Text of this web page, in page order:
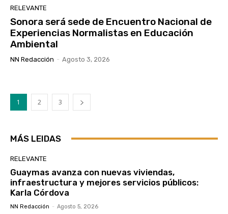
RELEVANTE
Sonora será sede de Encuentro Nacional de
Experiencias Normalistas en Educación
Ambiental
NN Redacción - Agosto 3, 2026
1 2 3
MÁS LEIDAS
RELEVANTE
Guaymas avanza con nuevas viviendas,
infraestructura y mejores servicios públicos:
Karla Córdova
NN Redacción - Agosto 5, 2026